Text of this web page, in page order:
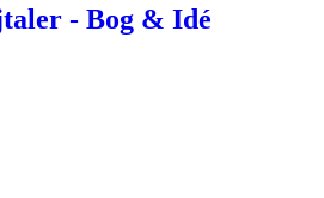
- Bog & Idé